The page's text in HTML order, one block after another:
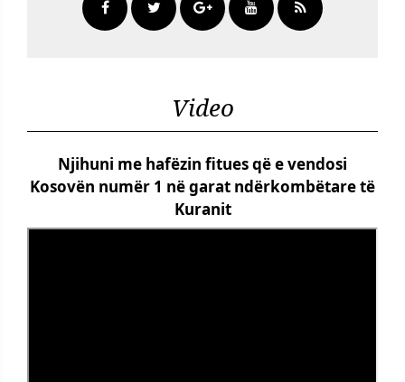
Video
Njihuni me hafëzin fitues që e vendosi
Kosovën numër 1 në garat ndërkombëtare të
Kuranit